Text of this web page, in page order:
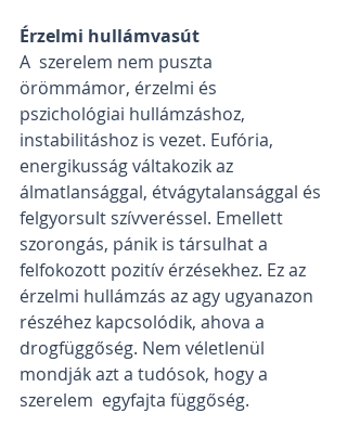
Érzelmi hullámvasút
A  szerelem nem puszta
örömmámor, érzelmi és
pszichológiai hullámzáshoz,
instabilitáshoz is vezet. Eufória,
energikusság váltakozik az
álmatlansággal, étvágytalansággal és
felgyorsult szívveréssel. Emellett
szorongás, pánik is társulhat a
felfokozott pozitív érzésekhez. Ez az
érzelmi hullámzás az agy ugyanazon
részéhez kapcsolódik, ahova a
drogfüggőség. Nem véletlenül
mondják azt a tudósok, hogy a
szerelem  egyfajta függőség.